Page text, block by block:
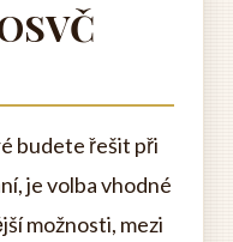
budete řešit při
je volba vhodné
možnosti, mezi